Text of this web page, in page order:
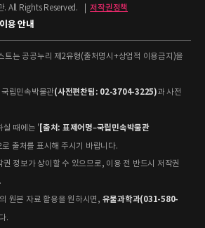
All Rights Reserved.
저작권정책
용 안내
트는 공공누리 제2유형(출처명시+상업적 이용금지)을
립민속박물관(사전편찬팀: 02-3704-3225)과 사전
실 때에는 ' [출처: 표제어명–국립민속박물관
로 출처를 표시해 주시기 바랍니다.
정보가 상이할 수 있으므로, 이용 전 반드시 저작권
원본 자료 활용을 원하시면, 유물과학과(031-580-
.